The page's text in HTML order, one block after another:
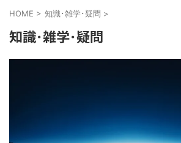
HOME > 知識･雑学･疑問 >
知識･雑学･疑問